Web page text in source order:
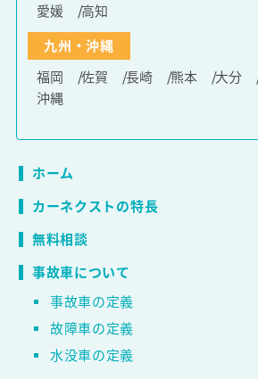
愛媛
高知
九州・沖縄
福岡
佐賀 長崎 熊本 大分
沖縄
ホーム
カーネクストの特長
無料相談
事故車について
事故車の定義
故障車の定義
水没車の定義